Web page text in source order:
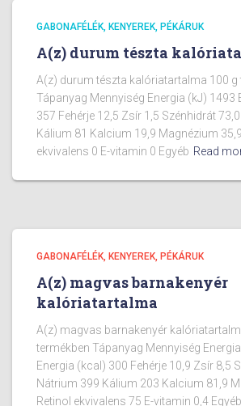
GABONAFÉLÉK, KENYEREK, PÉKÁRUK
A(z) durum tészta
A(z) durum tészta kalóriatartalma 100 g
Tápanyag Mennyiség Energia (kJ) 1493
357 Fehérje 12,5 Zsír 1,5 Szénhidrát
Kálium 81 Kalcium 19,9 Magnézium
ekvivalens 0 E-vitamin 0 Egyéb Read
GABONAFÉLÉK, KENYEREK, PÉKÁRUK
A(z) magvas barnakenyér
kalóriatartalma
A(z) magvas barnakenyér
termékben Tápanyag Mennyiség
Energia (kcal) 300 Fehérje 10,9 Zsír 8,5
Nátrium 399 Kálium 203 Kalcium 81,9
Retinol ekvivalens 75 E-vitamin 0,4 Egyéb